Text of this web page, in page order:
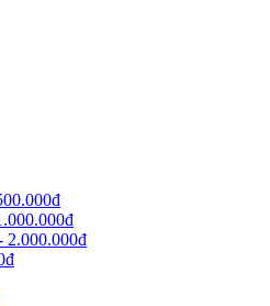
2.000.000đ